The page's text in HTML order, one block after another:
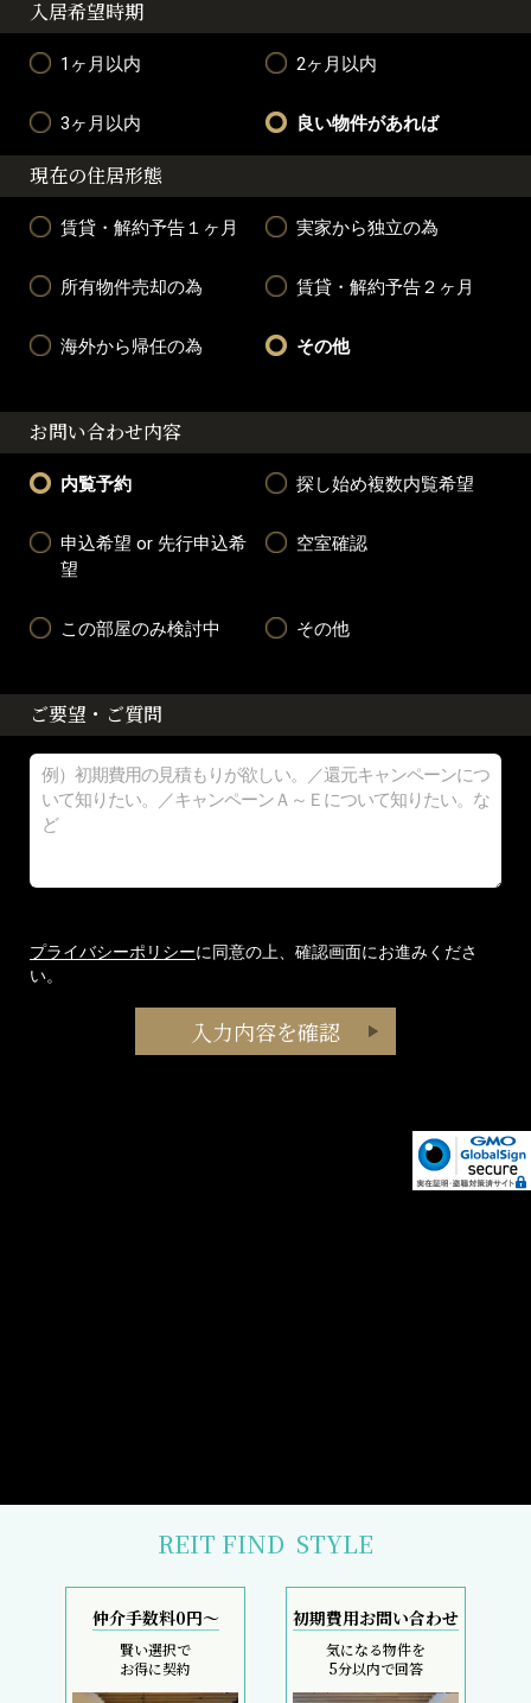
入居希望時期
1ヶ月以内 2ヶ月以内
3ヶ月以内 良い物件があれば
現在の住居形態
賃貸・解約予告１ヶ月 実家から独立の為
所有物件売却の為 賃貸・解約予告２ヶ月
海外から帰任の為 その他
お問い合わせ内容
内覧予約 探し始め複数内覧希望
申込希望 or 先行申込希
望
空室確認
この部屋のみ検討中 その他
ご要望・ご質問
プライバシーポリシーに同意の上、確認画面にお進みくださ
い。
REIT FIND STYLE
仲介手数料0円～
賢い選択で
お得に契約
初期費用お問い合わせ
気になる物件を
5分以内で回答